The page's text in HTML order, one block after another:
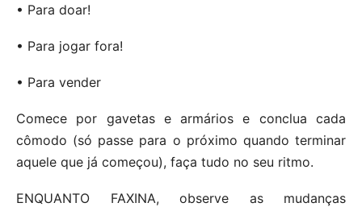
• Para doar!
• Para jogar fora!
• Para vender
Comece por gavetas e armários e conclua cada
cômodo (só passe para o próximo quando terminar
aquele que já começou), faça tudo no seu ritmo.
ENQUANTO FAXINA, observe as mudanças